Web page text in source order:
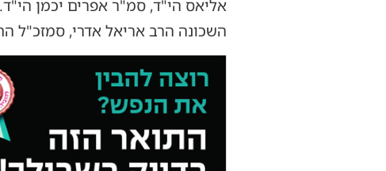
אליאס הי"ד, סמ"ר אפרים יכמן
השכונה הרב אריאל אדרי, סמזכ"ל